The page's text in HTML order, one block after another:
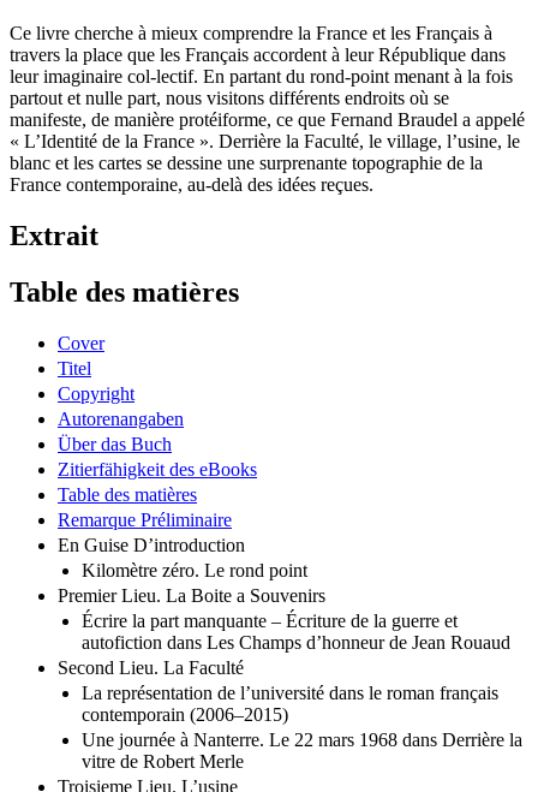
Ce livre cherche à mieux comprendre la France et les Français à
travers la place que les Français accordent à leur République dans
leur imaginaire col-lectif. En partant du rond-point menant à la fois
partout et nulle part, nous visitons différents endroits où se
manifeste, de manière protéiforme, ce que Fernand Braudel a appelé
« L’Identité de la France ». Derrière la Faculté, le village, l’usine, le
blanc et les cartes se dessine une surprenante topographie de la
France contemporaine, au-delà des idées reçues.
Extrait
Table des matières
Cover
Titel
Copyright
Autorenangaben
Über das Buch
Zitierfähigkeit des eBooks
Table des matières
Remarque Préliminaire
En Guise D’introduction
Kilomètre zéro. Le rond point
Premier Lieu. La Boite a Souvenirs
Écrire la part manquante – Écriture de la guerre et
autofiction dans Les Champs d’honneur de Jean Rouaud
Second Lieu. La Faculté
La représentation de l’université dans le roman français
contemporain (2006–2015)
Une journée à Nanterre. Le 22 mars 1968 dans Derrière la
vitre de Robert Merle
Troisieme Lieu. L’usine